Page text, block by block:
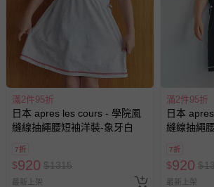
滿2件95折
日本 apres les cours - 學院風
縫線抽繩腰短袖洋裝-象牙白
7折
$920 $1315
最新上架
滿2件95折
日本
縫線抽繩
7折
$920 $
最新上架